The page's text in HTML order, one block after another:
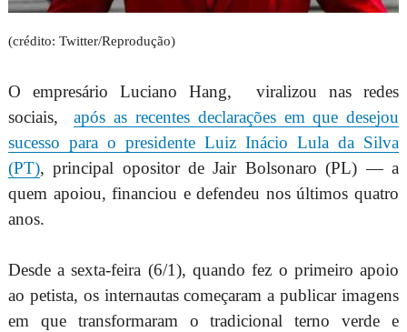
(crédito: Twitter/Reprodução)
O empresário Luciano Hang, viralizou nas redes
sociais,após as recentes declarações em que desejou
sucesso para o presidente Luiz Inácio Lula da Silva
(PT), principal opositor de Jair Bolsonaro (PL) — a
quem apoiou, financiou e defendeu nos últimos quatro
anos.
Desde a sexta-feira (6/1), quando fez o primeiro apoio
ao petista, os internautas começaram a publicar imagens
em que transformaram o tradicional terno verde e